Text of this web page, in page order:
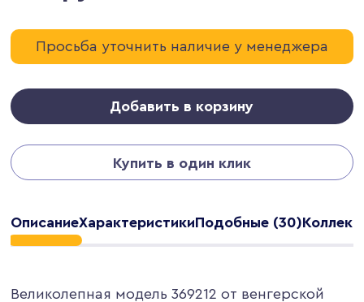
Просьба уточнить наличие у менеджера
Добавить в корзину
Купить в один клик
ОписаниеХарактеристикиПодобные (30)
Великолепная модель 369212 от венгерской